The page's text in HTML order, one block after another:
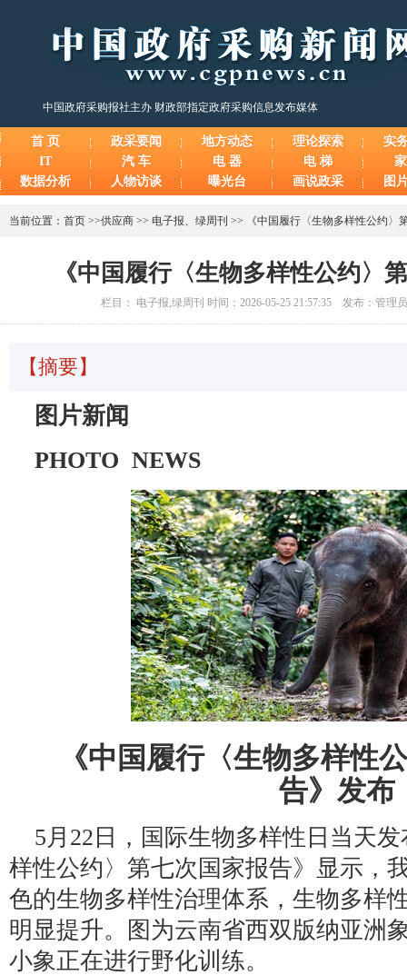
中国政府采购报社主办 财政部指定政府采购信息发布媒体
首 页 政采要闻 地方动态 理论探索
实
IT
汽 车 电 器 电 梯
数据分析
人物访谈 曝光台 画说政采 图
当前位置： 首页 >>供应商 >> 电子报、 绿周刊 >> 《中国履行〈生物多样性公约〉
《中国履行〈生物多样性公约〉
栏目： 电子报,绿周刊 时间：2026-05-25 21:57:35 发布：管理
【摘要】
图片新闻
PHOTO NEWS
《中国履行〈生物多样性
告》发布
5月22日，国际生物多样性日当天
样性公约〉第七次国家报告》显示，
色的生物多样性治理体系，生物多样
明显提升。图为云南省西双版纳亚洲
小象正在进行野化训练。